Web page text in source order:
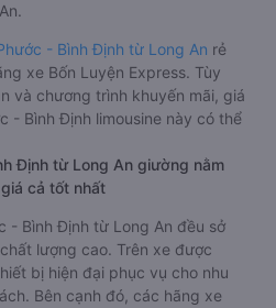
- Bình Định từ Long An rẻ
xe Bốn Luyện Express. Tùy
và chương trình khuyến mãi, giá
- Bình Định limousine này có thể
Định từ Long An giường nằm
cả tốt nhất
- Bình Định từ Long An đều sở
lượng cao. Trên xe được
bị hiện đại phục vụ cho nhu
Bên cạnh đó, các hãng xe